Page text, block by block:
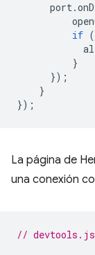
port.
if (
}
});
}
});
La página de
una conexión
// devtools.js